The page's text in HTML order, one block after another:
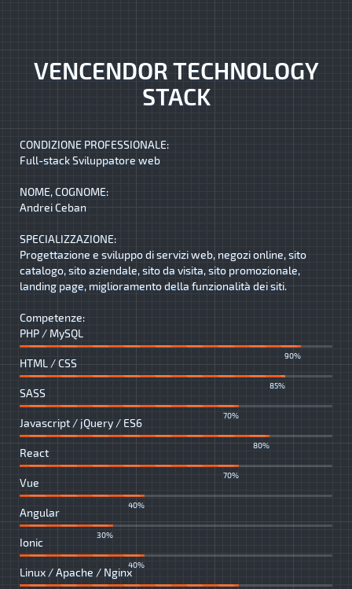
VENCENDOR TECHNOLOGY
STACK
CONDIZIONE PROFESSIONALE:
Full-stack Sviluppatore web
NOME, COGNOME:
Andrei Ceban
SPECIALIZZAZIONE:
Progettazione e sviluppo di servizi web, negozi online, sito
catalogo, sito aziendale, sito da visita, sito promozionale,
landing page, miglioramento della funzionalità dei siti.
Competenze:
PHP / MySQL
90%
HTML / CSS
85%
SASS
70%
Javascript / jQuery / ES6
80%
React
70%
Vue
40%
Angular
30%
Ionic
40%
Linux / Apache / Nginx